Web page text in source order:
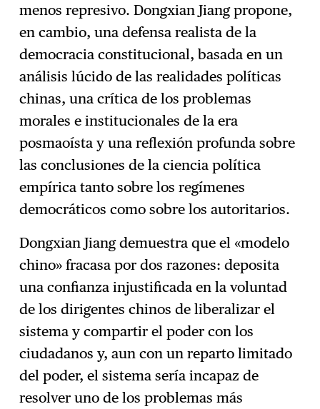
menos represivo. Dongxian Jiang propone,
en cambio, una defensa realista de la
democracia constitucional, basada en un
análisis lúcido de las realidades políticas
chinas, una crítica de los problemas
morales e institucionales de la era
posmaoísta y una reflexión profunda sobre
las conclusiones de la ciencia política
empírica tanto sobre los regímenes
democráticos como sobre los autoritarios.
Dongxian Jiang demuestra que el «modelo
chino» fracasa por dos razones: deposita
una confianza injustificada en la voluntad
de los dirigentes chinos de liberalizar el
sistema y compartir el poder con los
ciudadanos y, aun con un reparto limitado
del poder, el sistema sería incapaz de
resolver uno de los problemas más